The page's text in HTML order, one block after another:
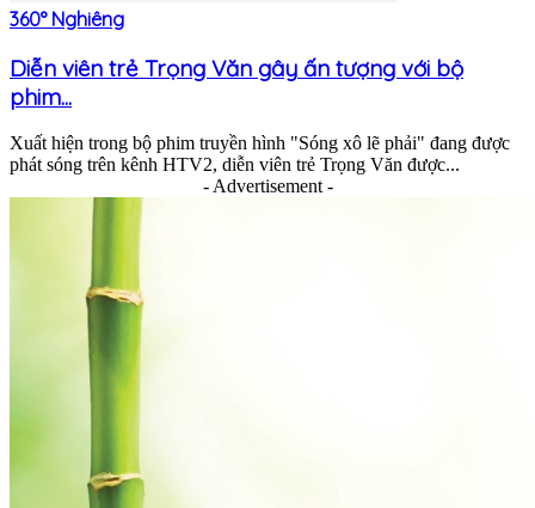
360° Nghiêng
Diễn viên trẻ Trọng Văn gây ấn tượng với bộ
phim...
Xuất hiện trong bộ phim truyền hình "Sóng xô lẽ phải" đang được
phát sóng trên kênh HTV2, diễn viên trẻ Trọng Văn được...
- Advertisement -